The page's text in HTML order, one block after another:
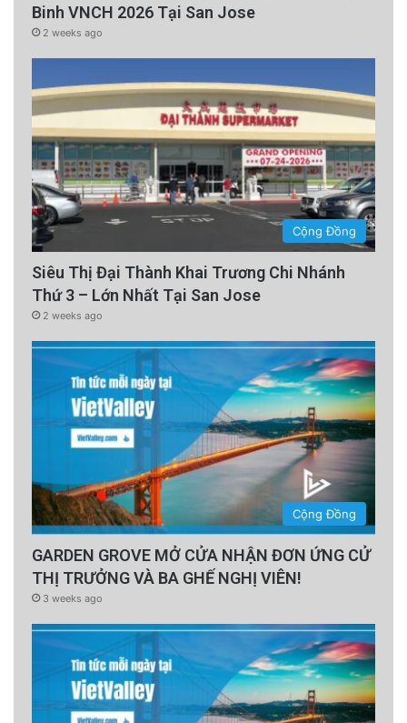
Binh VNCH 2026 Tại San Jose
2 weeks ago
Cộng Đồng
Siêu Thị Đại Thành Khai Trương Chi Nhánh
Thứ 3 – Lớn Nhất Tại San Jose
2 weeks ago
Cộng Đồng
GARDEN GROVE MỞ CỬA NHẬN ĐƠN ỨNG CỬ
THỊ TRƯỞNG VÀ BA GHẾ NGHỊ VIÊN!
3 weeks ago